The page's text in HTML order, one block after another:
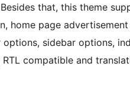
that, this theme
home page
sidebar options,
RTL compatible and